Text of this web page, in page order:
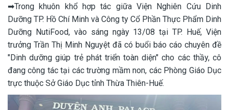
➡Trong khuôn khổ hợp tác giữa Viện Nghiên Cứu Dinh
Dưỡng TP. Hồ Chí Minh và Công ty Cổ Phần Thực Phẩm Dinh
Dưỡng NutiFood, vào sáng ngày 13/08 tại TP. Huế, Viện
trưởng Trần Thị Minh Nguyệt đã có buổi báo cáo chuyên đề
"Dinh dưỡng giúp trẻ phát triển toàn diện" cho các thầy, cô
đang công tác tại các trường mầm non, các Phòng Giáo Dục
trực thuộc Sở Giáo Dục tỉnh Thừa Thiên-Huế.